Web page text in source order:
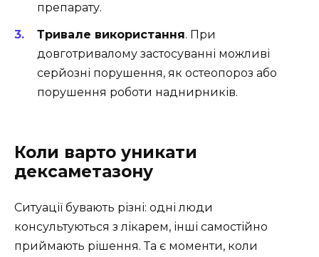
препарату.
Тривале використання. При
довготривалому застосуванні можливі
серйозні порушення, як остеопороз або
порушення роботи наднирників.
Коли варто уникати
дексаметазону
Ситуації бувають різні: одні люди
консультуються з лікарем, інші самостійно
приймають рішення. Та є моменти, коли